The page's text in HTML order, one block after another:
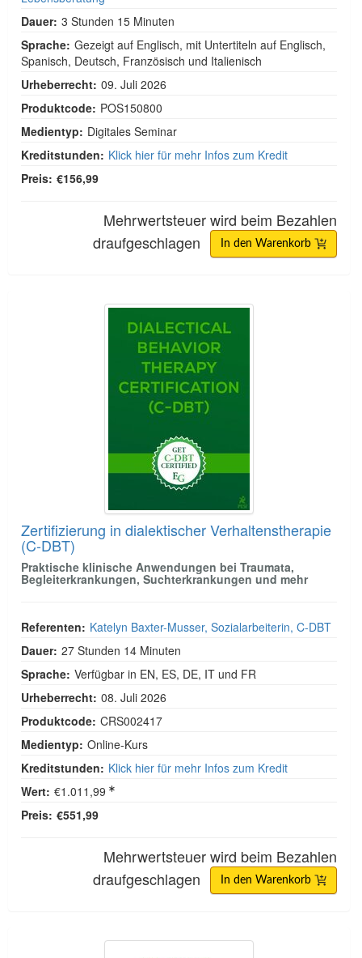
Dauer: 3 Stunden 15 Minuten
Sprache: Gezeigt auf Englisch, mit Untertiteln auf Englisch,
Spanisch, Deutsch, Französisch und Italienisch
Urheberrecht: 09. Juli 2026
Produktcode: POS150800
Medientyp: Digitales Seminar
Kreditstunden: Klick hier für mehr Infos zum Kredit
Preis: €156,99
Mehrwertsteuer wird beim Bezahlen
draufgeschlagen
In den Warenkorb
Zertifizierung in dialektischer Verhaltenstherapie
Zertifizierung in dialektischer Verhaltenstherapie
(C-DBT)
Praktische klinische Anwendungen bei Traumata,
Begleiterkrankungen, Suchterkrankungen und mehr
Referenten: Katelyn Baxter-Musser, Sozialarbeiterin, C-DBT
Dauer: 27 Stunden 14 Minuten
Sprache: Verfügbar in EN, ES, DE, IT und FR
Urheberrecht: 08. Juli 2026
Produktcode: CRS002417
Medientyp: Online-Kurs
Kreditstunden: Klick hier für mehr Infos zum Kredit
Wert: €1.011,99
Preis: €551,99
Mehrwertsteuer wird beim Bezahlen
draufgeschlagen
In den Warenkorb
Die 10 besten DBT- und CBT-Maßnahmen zur